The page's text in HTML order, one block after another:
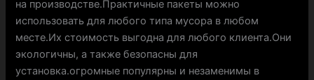
на производстве.Практичные пакеты можно
использовать для любого типа мусора в любом
месте.Их стоимость выгодна для любого клиента.Они
экологичны, а также безопасны для
установка.огромные популярны и незаменимы в